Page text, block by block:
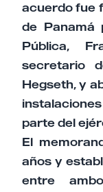
acuerdo fue
de Panamá
Pública,
secretario
Hegseth, y
parte del
El
años y
entre